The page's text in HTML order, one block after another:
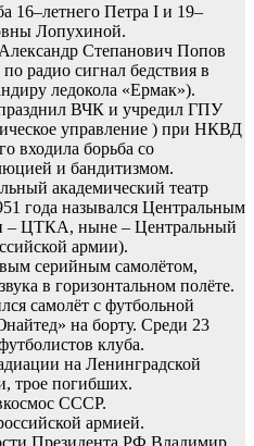
16–летнего Петра I и 19–
Лопухиной.
Степанович Попов
радио сигнал бедствия в
ледокола «Ермак»).
ВЧК и учредил ГПУ
управление ) при НКВД
входила борьба со
и бандитизмом.
академический театр
года назывался Центральным
– ЦТКА, ныне – Центральный
армии).
серийным самолётом,
в горизонтальном полёте.
самолёт с футбольной
на борту. Среди 23
клуба.
на Ленинградской
трое погибших.
СССР.
армией.
Президента РФ Владимир